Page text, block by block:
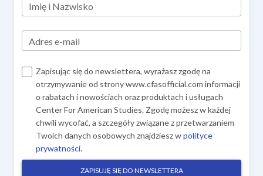
Imię i Nazwisko
Adres e-mail
Zapisując się do newslettera, wyrażasz zgodę na
otrzymywanie od strony www.cfasofficial.com informacji
o rabatach i nowościach oraz produktach i usługach
Center For American Studies. Zgodę możesz w każdej
chwili wycofać, a szczegóły związane z przetwarzaniem
Twoich danych osobowych znajdziesz wpolityce
prywatności.
ZAPISUJĘ SIĘ DO NEWSLETTERA